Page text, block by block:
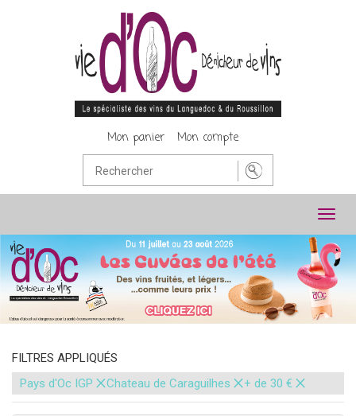
Mon panier Mon compte
FILTRES APPLIQUÉS
Pays d'Oc IGP ×Chateau de Caraguilhes ×+ de 30 € ×